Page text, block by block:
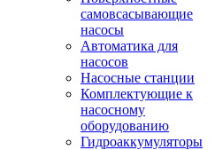
самовсасывающие
насосы
Автоматика для
насосов
Насосные станции
Комплектующие к
насосному
оборудованию
Гидроаккумуляторы